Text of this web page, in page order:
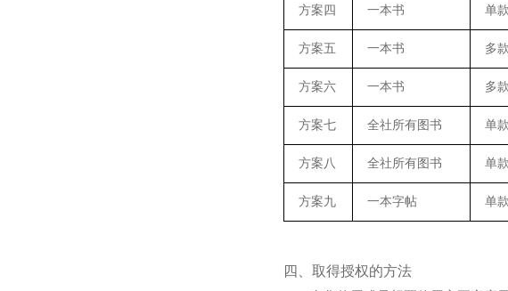
方案四 一本书 单
方案五 一本书 多
方案六 一本书 多
方案七 全社所有图书 单
方案八 全社所有图书 单
方案九 一本字帖 单
四、取得授权的方法